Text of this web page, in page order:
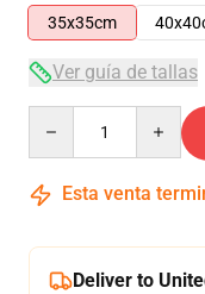
35x35cm
Ver guía de tallas
Esta venta
Deliver to